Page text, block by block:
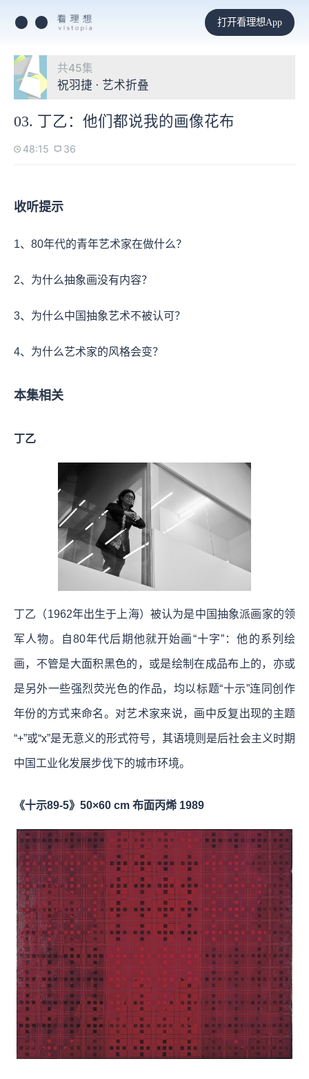
打开看理想App
共45集
祝羽捷 · 艺术折叠
03. 丁乙：他们都说我的画像花布
48:15 36
收听提示
1、80年代的青年艺术家在做什么？
2、为什么抽象画没有内容？
3、为什么中国抽象艺术不被认可？
4、为什么艺术家的风格会变？
本集相关
丁乙
丁乙（1962年出生于上海）被认为是中国抽象派画家的领
军人物。自80年代后期他就开始画“十字”：他的系列绘
画，不管是大面积黑色的，或是绘制在成品布上的，亦或
是另外一些强烈荧光色的作品，均以标题“十示”连同创作
年份的方式来命名。对艺术家来说，画中反复出现的主题
“+”或“x”是无意义的形式符号，其语境则是后社会主义时期
中国工业化发展步伐下的城市环境。
《十示89-5》50×60 cm 布面丙烯 1989